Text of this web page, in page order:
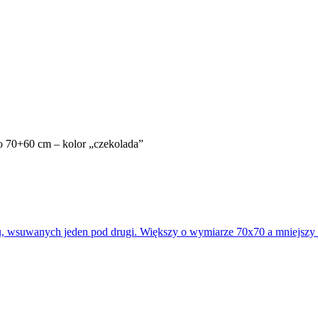
cm – kolor „czekolada”